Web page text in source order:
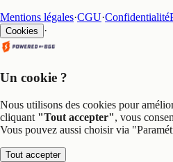
Mentions légales·CGU·Confidentialité
Cookies ·
Un cookie ?
Nous utilisons des cookies pour
cliquant "Tout accepter", vous
Vous pouvez aussi choisir via
Tout accepter